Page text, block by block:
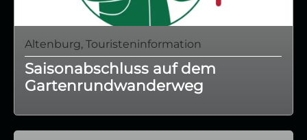
Altenburg, Touristeninformation
Saisonabschluss auf dem
Gartenrundwanderweg